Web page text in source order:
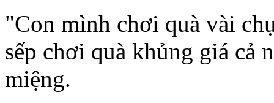
"Con mình chơi quà vài
sếp chơi quà khủng giá cả
miệng.